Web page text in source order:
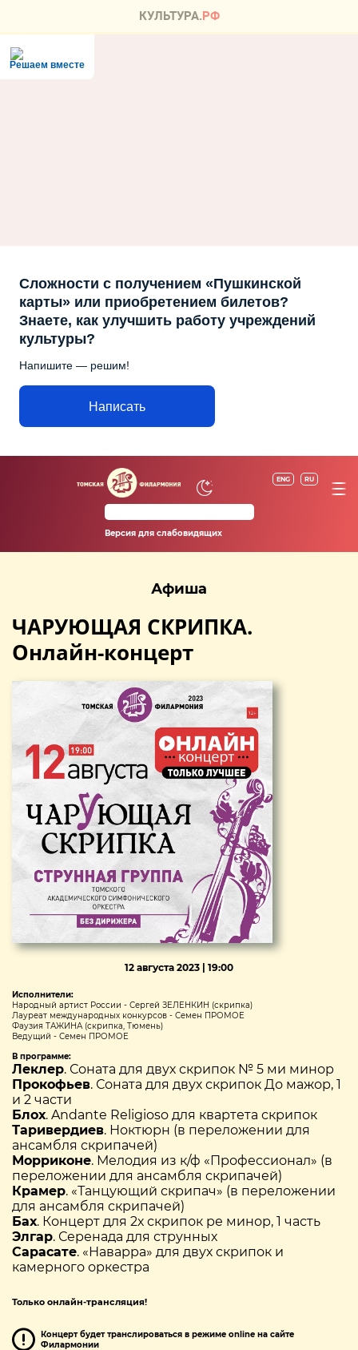
Решаем вместе
Сложности с получением «Пушкинской
карты» или приобретением билетов?
Знаете, как улучшить работу учреждений
культуры?
Напишите — решим!
Написать
ENG RU
Версия для слабовидящих
Афиша
ЧАРУЮЩАЯ СКРИПКА.
Онлайн-концерт
12 августа 2023 | 19:00
Исполнители:
Народный артист России - Сергей ЗЕЛЕНКИН (скрипка)
Лауреат международных конкурсов - Семен ПРОМОЕ
Фаузия ТАЖИНА (скрипка, Тюмень)
Ведущий - Семен ПРОМОЕ
В программе:
Леклер. Соната для двух скрипок № 5 ми минор
Прокофьев. Соната для двух скрипок До мажор, 1
и 2 части
Блох. Andante Religioso для квартета скрипок
Таривердиев. Ноктюрн (в переложении для
ансамбля скрипачей)
Морриконе. Мелодия из к/ф «Профессионал» (в
переложении для ансамбля скрипачей)
Крамер. «Танцующий скрипач» (в переложении
для ансамбля скрипачей)
Бах. Концерт для 2х скрипок ре минор, 1 часть
Элгар. Серенада для струнных
Сарасате. «Наварра» для двух скрипок и
камерного оркестра
Только онлайн-трансляция!
Концерт будет транслироваться в режиме online на сайте
Филармонии